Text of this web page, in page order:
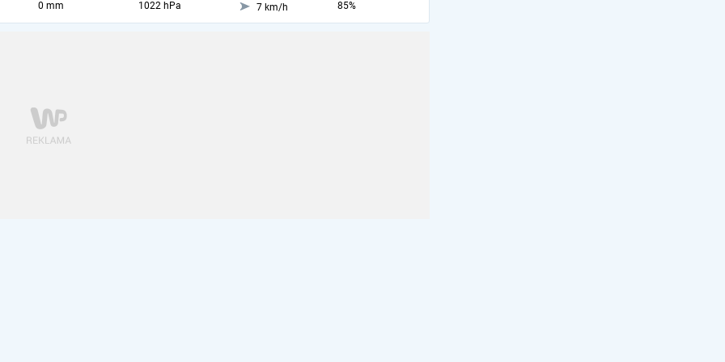
0 mm
1022 hPa
7 km/h
85%